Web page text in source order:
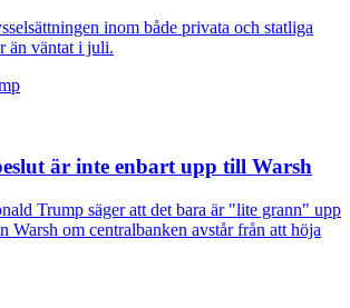
inom både privata och statliga
än väntat i juli.
är inte enbart upp till Warsh
Trump säger att det bara är "lite grann" upp
Warsh om centralbanken avstår från att höja